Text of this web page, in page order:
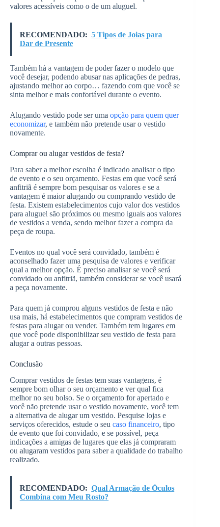
valores acessíveis como o de um aluguel.
RECOMENDADO: 5 Tipos de Joias para
Dar de Presente
Também há a vantagem de poder fazer o modelo que
você desejar, podendo abusar nas aplicações de pedras,
ajustando melhor ao corpo… fazendo com que você se
sinta melhor e mais confortável durante o evento.
Alugando vestido pode ser uma opção para quem quer
economizar, e também não pretende usar o vestido
novamente.
Comprar ou alugar vestidos de festa?
Para saber a melhor escolha é indicado analisar o tipo
de evento e o seu orçamento. Festas em que você será
anfitriã é sempre bom pesquisar os valores e se a
vantagem é maior alugando ou comprando vestido de
festa. Existem estabelecimentos cujo valor dos vestidos
para aluguel são próximos ou mesmo iguais aos valores
de vestidos a venda, sendo melhor fazer a compra da
peça de roupa.
Eventos no qual você será convidado, também é
aconselhado fazer uma pesquisa de valores e verificar
qual a melhor opção. É preciso analisar se você será
convidado ou anfitriã, também considerar se você usará
a peça novamente.
Para quem já comprou alguns vestidos de festa e não
usa mais, há estabelecimentos que compram vestidos de
festas para alugar ou vender. Também tem lugares em
que você pode disponibilizar seu vestido de festa para
alugar a outras pessoas.
Conclusão
Comprar vestidos de festas tem suas vantagens, é
sempre bom olhar o seu orçamento e ver qual fica
melhor no seu bolso. Se o orçamento for apertado e
você não pretende usar o vestido novamente, você tem
a alternativa de alugar um vestido. Pesquise lojas e
serviços oferecidos, estude o seu caso financeiro, tipo
de evento que foi convidado, e se possível, peça
indicações a amigas de lugares que elas já compraram
ou alugaram vestidos para saber a qualidade do trabalho
realizado.
RECOMENDADO: Qual Armação de Óculos
Combina com Meu Rosto?